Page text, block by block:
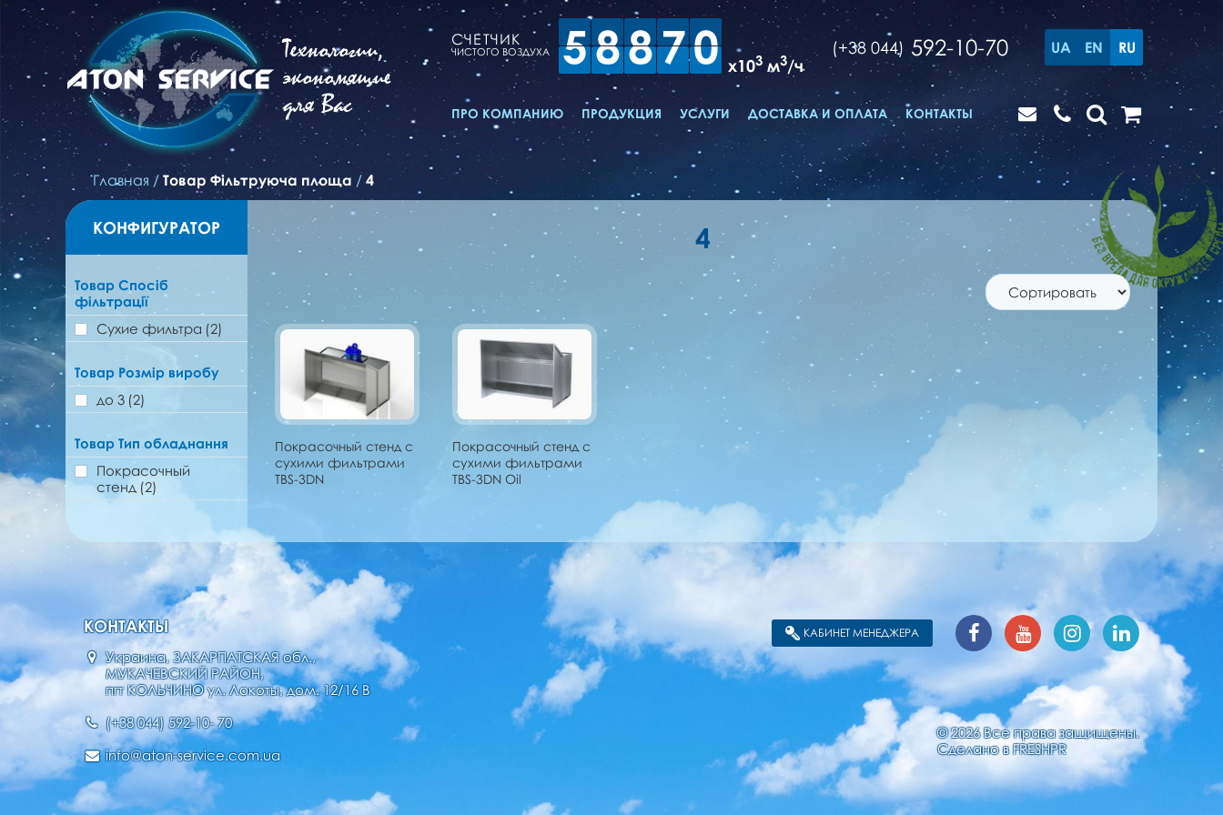
Технологии,
экономящие
для Вас
СЧЕТЧИК
ЧИСТОГО ВОЗДУХА 58870 x103 м3/ч
(+38 044) 592-10-70 UA EN RU
ПРО КОМПАНИЮ ПРОДУКЦИЯ УСЛУГИ ДОСТАВКА И ОПЛАТА КОНТАКТЫ
Главная / Товар Фільтруюча площа / 4
КОНФИГУРАТОР
Товар Спосіб
фільтрації
Сухие фильтра (2)
Товар Розмір виробу
до 3 (2)
Товар Тип обладнання
Покрасочный
стенд (2)
4
Покрасочный стенд с
сухими фильтрами
TBS-3DN
Покрасочный стенд с
сухими фильтрами
TBS-3DN Oil
КОНТАКТЫ
Украина, ЗАКАРПАТСКАЯ обл.,
МУКАЧЕВСКИЙ РАЙОН,
пгт КОЛЬЧИНО ул. Локоты, дом. 12/16 В
(+38 044) 592-10- 70
info@aton-service.com.ua
КАБИНЕТ МЕНЕДЖЕРА
© 2026 Все права защищены.
Сделано вFRESHPR